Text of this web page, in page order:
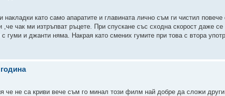
като само апаратите и главината лично съм ги чистил повече
чак ми изтръпват ръцете. При спускане със сходна скорост даже се
и джанти няма. Накрая като смених гумите при това с втора
че не са криви вече съм го минал този филм най добре да сложи